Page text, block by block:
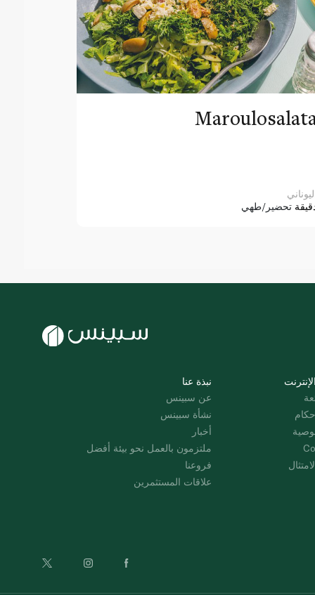
تحضير/طهي
نبذة عنا
عن سبينس
نشأة سبينس
أخبار
ملتزمون بالعمل نحو بيئة أفضل
فروعنا
علاقات المستثمرين